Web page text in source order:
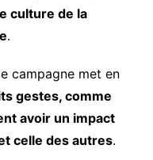
culture de la
.
campagne met en
gestes, comme
avoir un impact
celle des autres.